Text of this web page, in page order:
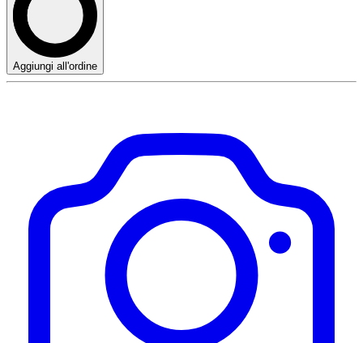
Aggiungi all'ordine